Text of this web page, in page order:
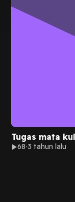
Tugas mata
68 3 tahun lalu